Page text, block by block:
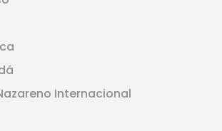
Internacional